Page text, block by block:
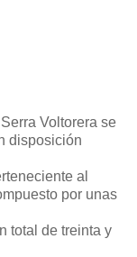
Voltorera se
disposición
al
por unas
total de treinta y